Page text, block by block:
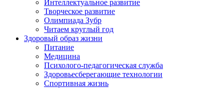
Интеллектуальное развитие
Творческое развитие
Олимпиада Зубр
Читаем круглый год
Здоровый образ жизни
Питание
Медицина
Психолого-педагогическая служба
Здоровьесберегающие технологии
Спортивная жизнь